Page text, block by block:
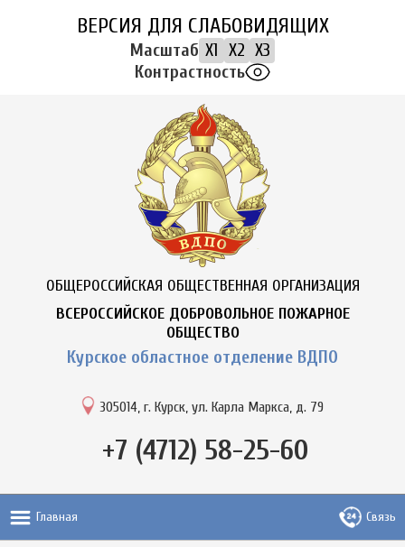
ВЕРСИЯ ДЛЯ СЛАБОВИДЯЩИХ
Масштаб X1 X2 X3
Контрастность
ОБЩЕРОССИЙСКАЯ ОБЩЕСТВЕННАЯ ОРГАНИЗАЦИЯ
ВСЕРОССИЙСКОЕ ДОБРОВОЛЬНОЕ ПОЖАРНОЕ
ОБЩЕСТВО
Курское областное отделение ВДПО
305014, г. Курск, ул. Карла Маркса, д. 79
+7 (4712) 58-25-60
Главная Связь